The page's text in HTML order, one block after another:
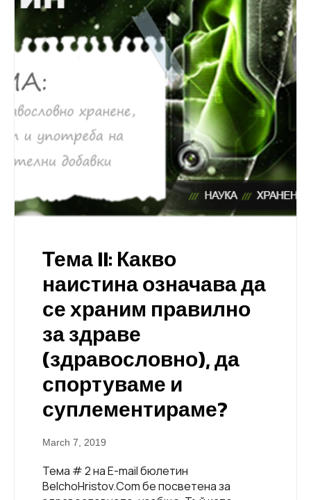
Тема II: Какво
наистина означава да
се храним правилно
за здраве
(здравословно), да
спортуваме и
суплементираме?
March 7, 2019
Тема # 2 на E-mail бюлетин
BelchoHristov.Com бе посветена за